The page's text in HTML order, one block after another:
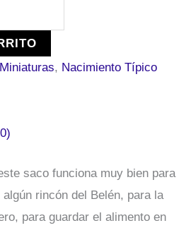
Miniaturas, Nacimiento Típico
saco funciona muy bien para
rincón del Belén, para la
para guardar el alimento en